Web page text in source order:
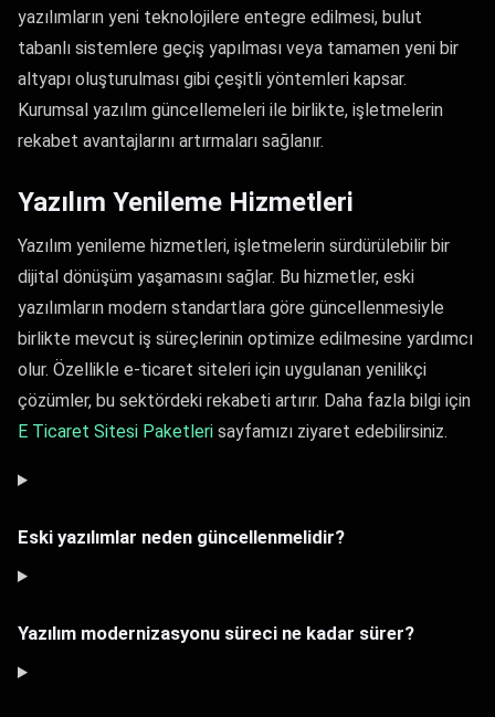
yazılımların yeni teknolojilere entegre edilmesi, bulut
tabanlı sistemlere geçiş yapılması veya tamamen yeni bir
altyapı oluşturulması gibi çeşitli yöntemleri kapsar.
Kurumsal yazılım güncellemeleri ile birlikte, işletmelerin
rekabet avantajlarını artırmaları sağlanır.
Yazılım Yenileme Hizmetleri
Yazılım yenileme hizmetleri, işletmelerin sürdürülebilir bir
dijital dönüşüm yaşamasını sağlar. Bu hizmetler, eski
yazılımların modern standartlara göre güncellenmesiyle
birlikte mevcut iş süreçlerinin optimize edilmesine yardımcı
olur. Özellikle e-ticaret siteleri için uygulanan yenilikçi
çözümler, bu sektördeki rekabeti artırır. Daha fazla bilgi için
E Ticaret Sitesi Paketleri sayfamızı ziyaret edebilirsiniz.
Eski yazılımlar neden güncellenmelidir?
Yazılım modernizasyonu süreci ne kadar sürer?